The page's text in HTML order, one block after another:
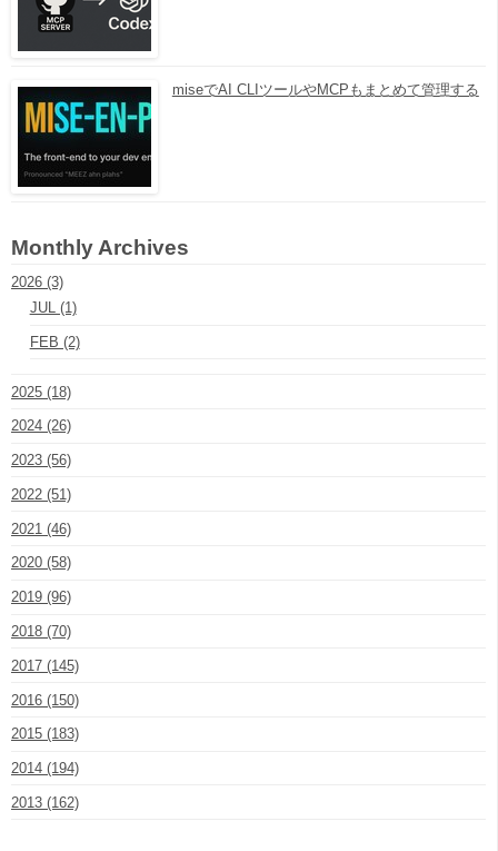
miseでAI CLIツールやMCPもまとめて管理する
Monthly Archives
2026 (3)
JUL (1)
FEB (2)
2025 (18)
2024 (26)
2023 (56)
2022 (51)
2021 (46)
2020 (58)
2019 (96)
2018 (70)
2017 (145)
2016 (150)
2015 (183)
2014 (194)
2013 (162)